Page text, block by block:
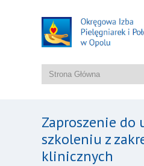
Zaproszenie do
szkoleniu z
klinicznych